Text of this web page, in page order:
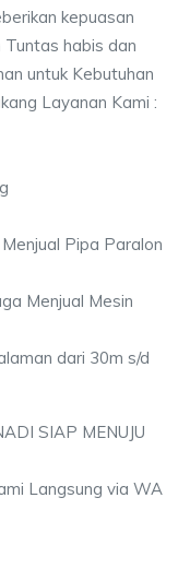
kepuasan
habis dan
untuk Kebutuhan
Layanan Kami :
Pipa Paralon
Menjual Mesin
dari 30m s/d
SIAP MENUJU
Langsung via WA